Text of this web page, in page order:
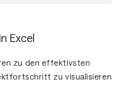
Excel
zu den effektivsten
zu visualisieren